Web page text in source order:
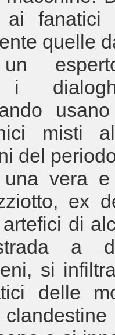
fanatici
quelle
i
misti
del
vera e
ex
di
a
si
delle